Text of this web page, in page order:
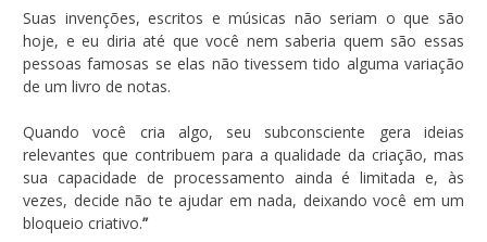
Suas invenções, escritos e músicas não seriam o que são
hoje, e eu diria até que você nem saberia quem são essas
pessoas famosas se elas não tivessem tido alguma variação
de um livro de notas.
Quando você cria algo, seu subconsciente gera ideias
relevantes que contribuem para a qualidade da criação, mas
sua capacidade de processamento ainda é limitada e, às
vezes, decide não te ajudar em nada, deixando você em um
bloqueio criativo.”